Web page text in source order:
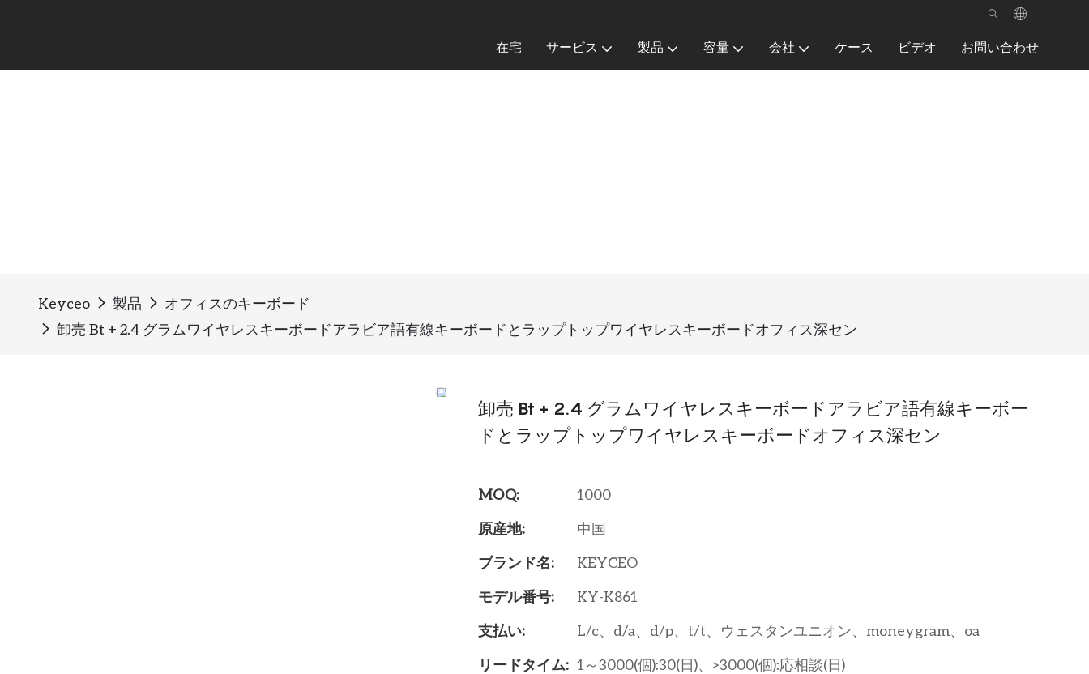
在宅 サービス 製品 容量 会社 ケース ビデオ お問い合わせ
Keyceo 製品
オフィスのキーボード
卸売 Bt + 2.4 グラムワイヤレスキーボードアラビア語有線キーボードとラップトップワイヤレスキーボードオフィス深セン
卸売 Bt + 2.4 グラムワイヤレスキーボードアラビア語有線キーボー
ドとラップトップワイヤレスキーボードオフィス深セン
MOQ:
1000
原産地:
中国
ブランド名:
KEYCEO
モデル番号:
KY-K861
支払い:
L/c、d/a、d/p、t/t、ウェスタンユニオン、moneygram、oa
リードタイム: 1～3000(個):30(日)、>3000(個):応相談(日)